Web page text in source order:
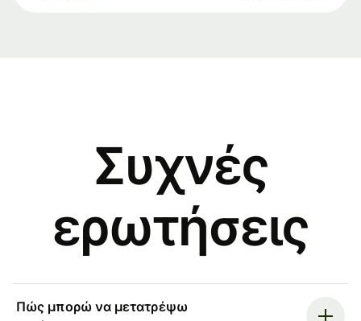
Συχνές
ερωτήσεις
Πώς μπορώ να μετατρέψω